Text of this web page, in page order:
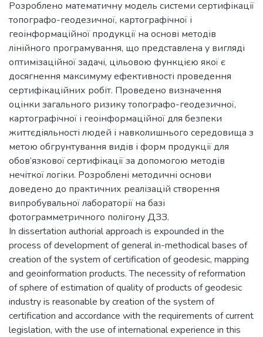
Розроблено математичну модель системи сертифікації
топографо-геодезичної, картографічної і
геоінформаційної продукції на основі методів
лінійного програмування, що представлена у вигляді
оптимізаційної задачі, цільовою функцією якої є
досягнення максимуму ефективності проведення
сертифікаційних робіт. Проведено визначення
оцінки загального ризику топографо-геодезичної,
картографічної і геоінформаційної для безпеки
життєдіяльності людей і навколишнього середовища з
метою обгрунтування видів і форм продукції для
обов’язкової сертифікації за допомогою методів
нечіткої логіки. Розроблені методичні основи
доведено до практичних реалізацій створення
випробувальної лабораторії на базі
фотограмметричного полігону ДЗЗ.
In dissertation authorial approach is expounded in the
process of development of general in-methodical bases of
creation of the system of certification of geodesic, mapping
and geoinformation products. The necessity of reformation
of sphere of estimation of quality of products of geodesic
industry is reasonable by creation of the system of
certification and accordance with the requirements of current
legislation, with the use of international experience in this